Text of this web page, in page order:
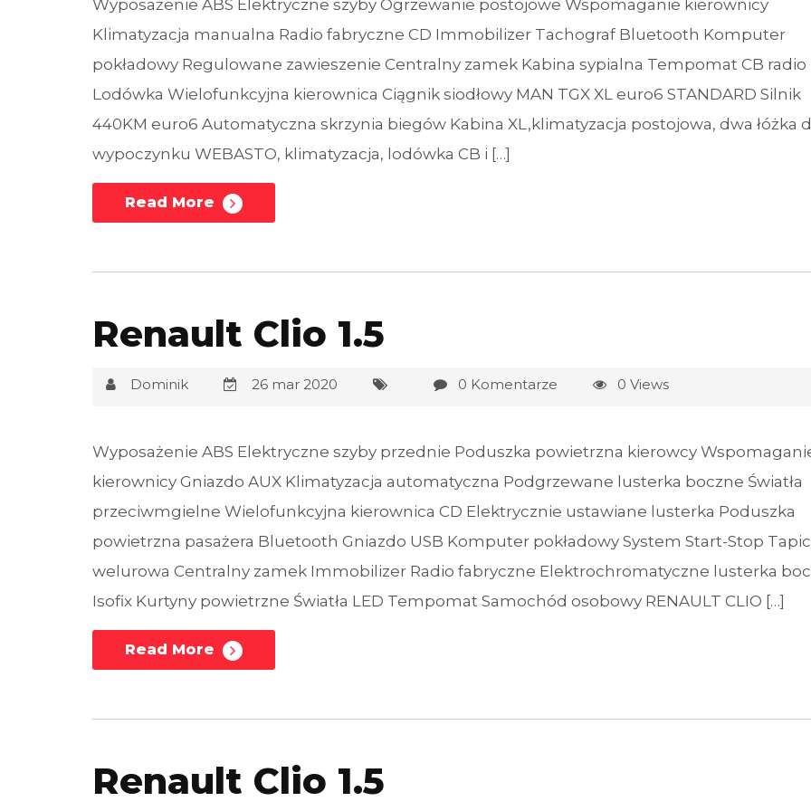
Wyposażenie ABS Elektryczne szyby Ogrzewanie postojowe Wspomaganie kierownicy
Klimatyzacja manualna Radio fabryczne CD Immobilizer Tachograf Bluetooth Komputer
pokładowy Regulowane zawieszenie Centralny zamek Kabina sypialna Tempomat CB radio
Lodówka Wielofunkcyjna kierownica Ciągnik siodłowy MAN TGX XL euro6 STANDARD Silnik
440KM euro6 Automatyczna skrzynia biegów Kabina XL,klimatyzacja postojowa, dwa łóżka
wypoczynku WEBASTO, klimatyzacja, lodówka CB i […]
Read More
Renault Clio 1.5
Dominik 26 mar 2020 0 Komentarze 0 Views
Wyposażenie ABS Elektryczne szyby przednie Poduszka powietrzna kierowcy
kierownicy Gniazdo AUX Klimatyzacja automatyczna Podgrzewane lusterka boczne Światła
przeciwmgielne Wielofunkcyjna kierownica CD Elektrycznie ustawiane lusterka Poduszka
powietrzna pasażera Bluetooth Gniazdo USB Komputer pokładowy System Start-Stop
welurowa Centralny zamek Immobilizer Radio fabryczne Elektrochromatyczne lusterka
Isofix Kurtyny powietrzne Światła LED Tempomat Samochód osobowy RENAULT CLIO […]
Read More
Renault Clio 1.5